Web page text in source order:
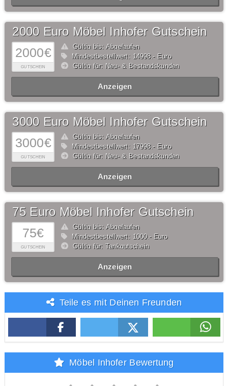
2000€
GUTSCHEIN
2000 Euro Möbel Inhofer Gutschein
Gültig bis: Abgelaufen
Mindestbestellwert: 14998,- Euro
Gültig für: Neu- & Bestandskunden
Anzeigen
3000€
GUTSCHEIN
3000 Euro Möbel Inhofer Gutschein
Gültig bis: Abgelaufen
Mindestbestellwert: 17998,- Euro
Gültig für: Neu- & Bestandskunden
Anzeigen
75€
GUTSCHEIN
75 Euro Möbel Inhofer Gutschein
Gültig bis: Abgelaufen
Mindestbestellwert: 1000,- Euro
Gültig für: Tankgutschein
Anzeigen
Teile es mit Deinen Freunden
Möbel Inhofer Bewertung